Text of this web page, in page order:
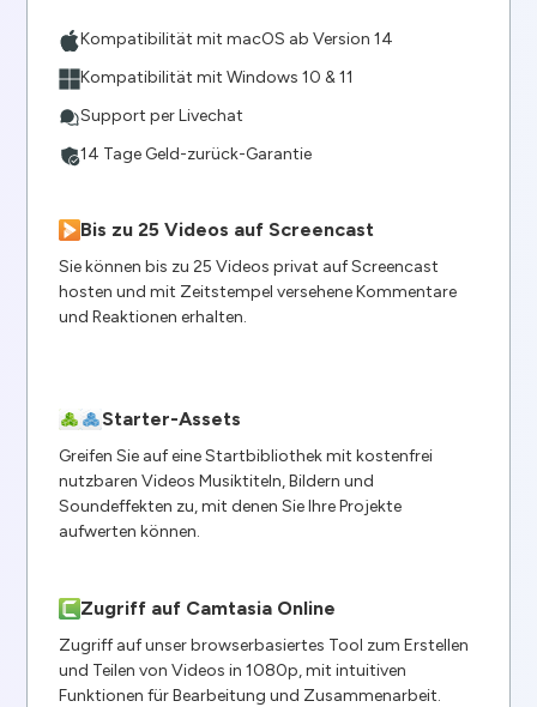
Kompatibilität mit macOS ab Version 14
Kompatibilität mit Windows 10 & 11
Support per Livechat
14 Tage Geld-zurück-Garantie
Bis zu 25 Videos auf Screencast
Sie können bis zu 25 Videos privat auf Screencast
hosten und mit Zeitstempel versehene Kommentare
und Reaktionen erhalten.
Starter-Assets
Greifen Sie auf eine Startbibliothek mit kostenfrei
nutzbaren Videos Musiktiteln, Bildern und
Soundeffekten zu, mit denen Sie Ihre Projekte
aufwerten können.
Zugriff auf Camtasia Online
Zugriff auf unser browserbasiertes Tool zum Erstellen
und Teilen von Videos in 1080p, mit intuitiven
Funktionen für Bearbeitung und Zusammenarbeit.